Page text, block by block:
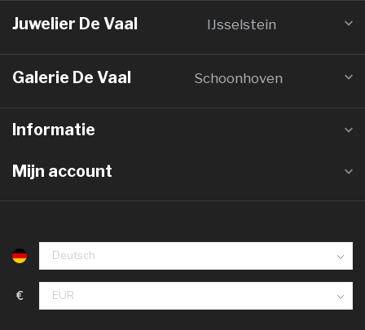
Juwelier De Vaal IJsselstein
Galerie De Vaal Schoonhoven
Informatie
Mijn account
€